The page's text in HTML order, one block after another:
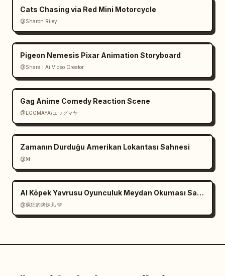
Cats Chasing via Red Mini Motorcycle
@Sharon Riley
Pigeon Nemesis Pixar Animation Storyboard
@Shara I Ai Video Creator
Gag Anime Comedy Reaction Scene
@EGGMAYA/エッグマヤ
Zamanın Durduğu Amerikan Lokantası Sahnesi
@𝐌
AI Köpek Yavrusu Oyunculuk Meydan Okuması Sahne Senaryosu
@疯狂的烤妹儿 🩵